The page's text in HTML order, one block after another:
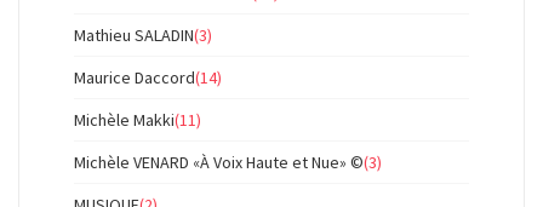
Mathieu SALADIN(3)
Maurice Daccord(14)
Michèle Makki(11)
Michèle VENARD «À Voix Haute et Nue» ©(3)